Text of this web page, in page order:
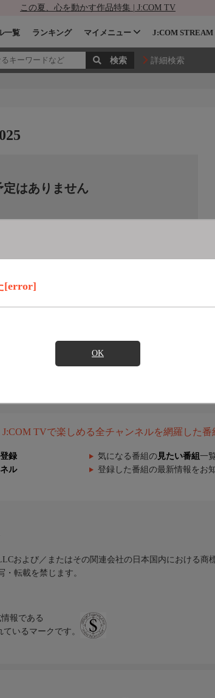
この夏、心を動かす作品特集 | J:COM TV
一覧 ランキング マイメニュー J:COM STREAM
詳細検索
[error]
OK
はありません
TVで楽しめる全チャンネルを網羅した番
録 気になる番組の 見たい番組 一
ル 登録した番組の最新情報をお
および／またはその関連会社の日本国内における商
転載を禁じます。
報である
いるマークです。